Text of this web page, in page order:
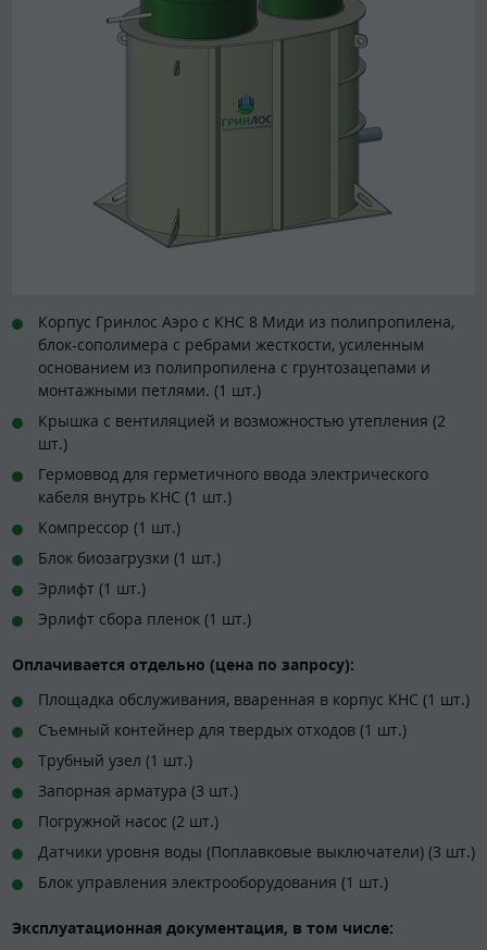
Корпус Гринлос Аэро с КНС 8 Миди из полипропилена,
блок-сополимера с ребрами жесткости, усиленным
основанием из полипропилена с грунтозацепами и
монтажными петлями. (1 шт.)
Крышка с вентиляцией и возможностью утепления (2
шт.)
Гермоввод для герметичного ввода электрического
кабеля внутрь КНС (1 шт.)
Компрессор (1 шт.)
Блок биозагрузки (1 шт.)
Эрлифт (1 шт.)
Эрлифт сбора пленок (1 шт.)
Оплачивается отдельно (цена по запросу):
Площадка обслуживания, вваренная в корпус КНС (1 шт.)
Съемный контейнер для твердых отходов (1 шт.)
Трубный узел (1 шт.)
Запорная арматура (3 шт.)
Погружной насос (2 шт.)
Датчики уровня воды (Поплавковые выключатели) (3 шт.)
Блок управления электрооборудования (1 шт.)
Эксплуатационная документация, в том числе: